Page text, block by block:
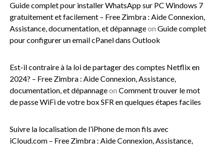
Guide complet pour installer WhatsApp sur PC Windows 7
gratuitement et facilement – Free Zimbra : Aide Connexion,
Assistance, documentation, et dépannageon Guide complet
pour configurer un email cPanel dans Outlook
Est-il contraire à la loi de partager des comptes Netflix en
2024? – Free Zimbra : Aide Connexion, Assistance,
documentation, et dépannageon Comment trouver le mot
de passe WiFi de votre box SFR en quelques étapes faciles
Suivre la localisation de l’iPhone de mon fils avec
iCloud.com – Free Zimbra : Aide Connexion, Assistance,